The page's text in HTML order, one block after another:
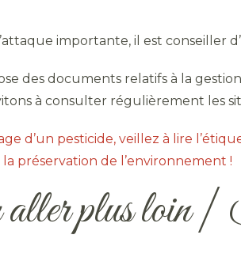
importante, il est conseiller
des documents relatifs à la
à consulter régulièrement les
d’un pesticide, veillez à lire
préservation de l’environnement !
plus loin |